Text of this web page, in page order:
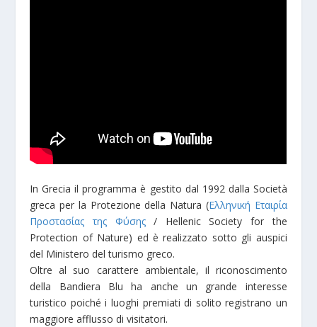
In Grecia il programma è gestito dal 1992 dalla Società
greca per la Protezione della Natura (Ελληνική Εταιρία
Προστασίας της Φύσης/ Hellenic Society for the
Protection of Nature) ed è realizzato sotto gli auspici
del Ministero del turismo greco.
Oltre al suo carattere ambientale, il riconoscimento
della Bandiera Blu ha anche un grande interesse
turistico poiché i luoghi premiati di solito registrano un
maggiore afflusso di visitatori.